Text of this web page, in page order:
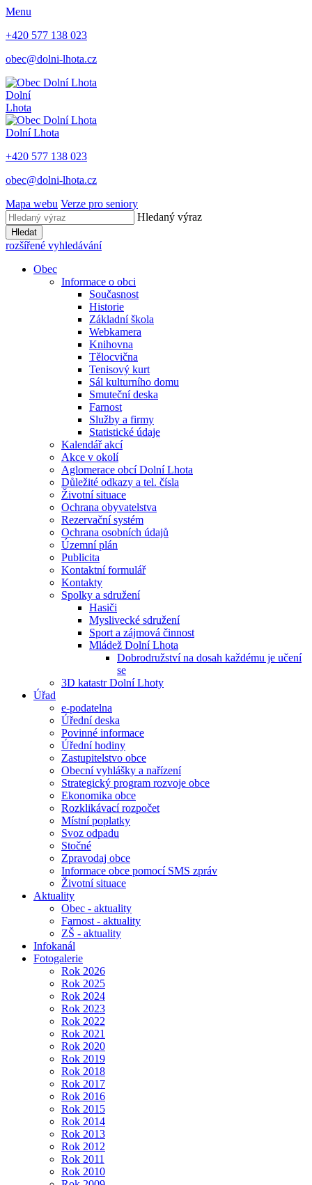
Menu
+420 577 138 023
obec@dolni-lhota.cz
Dolní
Lhota
Dolní Lhota
+420 577 138 023
obec@dolni-lhota.cz
Mapa webu Verze pro seniory
Hledaný výraz
Hledat
rozšířené vyhledávání
Obec
Informace o obci
Současnost
Historie
Základní škola
Webkamera
Knihovna
Tělocvična
Tenisový kurt
Sál kulturního domu
Smuteční deska
Farnost
Služby a firmy
Statistické údaje
Kalendář akcí
Akce v okolí
Aglomerace obcí Dolní Lhota
Důležité odkazy a tel. čísla
Životní situace
Ochrana obyvatelstva
Rezervační systém
Ochrana osobních údajů
Územní plán
Publicita
Kontaktní formulář
Kontakty
Spolky a sdružení
Hasiči
Myslivecké sdružení
Sport a zájmová činnost
Mládež Dolní Lhota
Dobrodružství na dosah každému je učení
se
3D katastr Dolní Lhoty
Úřad
e-podatelna
Úřední deska
Povinné informace
Úřední hodiny
Zastupitelstvo obce
Obecní vyhlášky a nařízení
Strategický program rozvoje obce
Ekonomika obce
Rozklikávací rozpočet
Místní poplatky
Svoz odpadu
Stočné
Zpravodaj obce
Informace obce pomocí SMS zpráv
Životní situace
Aktuality
Obec - aktuality
Farnost - aktuality
ZŠ - aktuality
Infokanál
Fotogalerie
Rok 2026
Rok 2025
Rok 2024
Rok 2023
Rok 2022
Rok 2021
Rok 2020
Rok 2019
Rok 2018
Rok 2017
Rok 2016
Rok 2015
Rok 2014
Rok 2013
Rok 2012
Rok 2011
Rok 2010